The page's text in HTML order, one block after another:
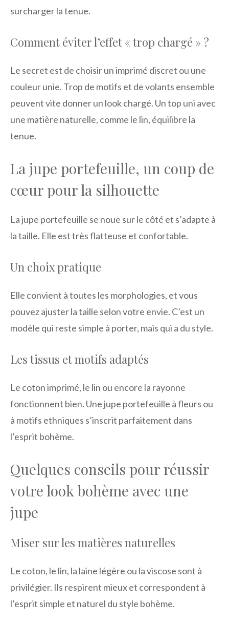
surcharger la tenue.
Comment éviter l’effet « trop chargé » ?
Le secret est de choisir un imprimé discret ou une
couleur unie. Trop de motifs et de volants ensemble
peuvent vite donner un look chargé. Un top uni avec
une matière naturelle, comme le lin, équilibre la
tenue.
La jupe portefeuille, un coup de
cœur pour la silhouette
La jupe portefeuille se noue sur le côté et s’adapte à
la taille. Elle est très flatteuse et confortable.
Un choix pratique
Elle convient à toutes les morphologies, et vous
pouvez ajuster la taille selon votre envie. C’est un
modèle qui reste simple à porter, mais qui a du style.
Les tissus et motifs adaptés
Le coton imprimé, le lin ou encore la rayonne
fonctionnent bien. Une jupe portefeuille à fleurs ou
à motifs ethniques s’inscrit parfaitement dans
l’esprit bohème.
Quelques conseils pour réussir
votre look bohème avec une
jupe
Miser sur les matières naturelles
Le coton, le lin, la laine légère ou la viscose sont à
privilégier. Ils respirent mieux et correspondent à
l’esprit simple et naturel du style bohème.